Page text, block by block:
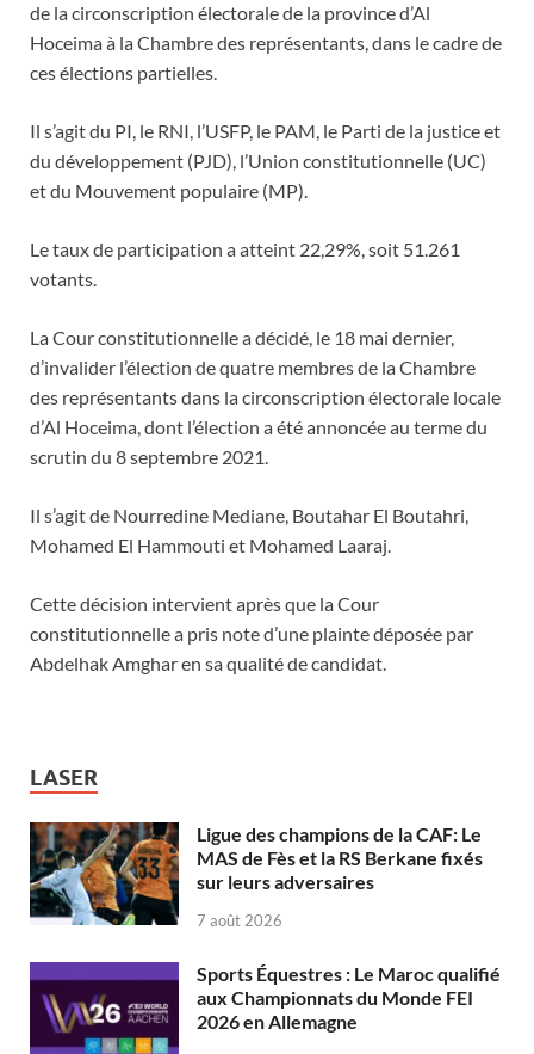
de la circonscription électorale de la province d’Al
Hoceima à la Chambre des représentants, dans le cadre de
ces élections partielles.
Il s’agit du PI, le RNI, l’USFP, le PAM, le Parti de la justice et
du développement (PJD), l’Union constitutionnelle (UC)
et du Mouvement populaire (MP).
Le taux de participation a atteint 22,29%, soit 51.261
votants.
La Cour constitutionnelle a décidé, le 18 mai dernier,
d’invalider l’élection de quatre membres de la Chambre
des représentants dans la circonscription électorale locale
d’Al Hoceima, dont l’élection a été annoncée au terme du
scrutin du 8 septembre 2021.
Il s’agit de Nourredine Mediane, Boutahar El Boutahri,
Mohamed El Hammouti et Mohamed Laaraj.
Cette décision intervient après que la Cour
constitutionnelle a pris note d’une plainte déposée par
Abdelhak Amghar en sa qualité de candidat.
LASER
Ligue des champions de la CAF: Le
MAS de Fès et la RS Berkane fixés
sur leurs adversaires
7 août 2026
Sports Équestres : Le Maroc qualifié
aux Championnats du Monde FEI
2026 en Allemagne